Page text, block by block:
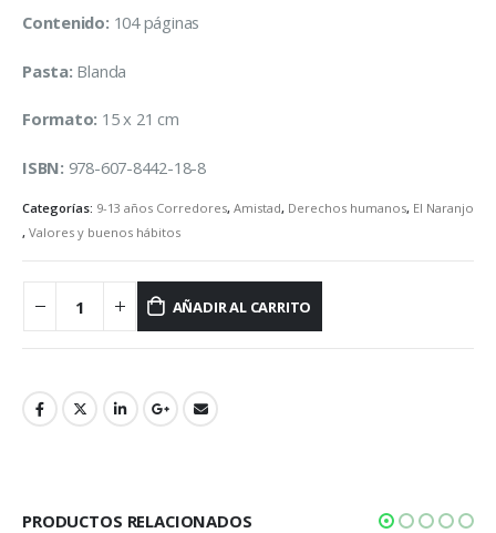
Contenido: 104 páginas
Pasta: Blanda
Formato: 15 x 21 cm
ISBN: 978-607-8442-18-8
Categorías: 9-13 años Corredores, Amistad, Derechos humanos, El Naranjo
, Valores y buenos hábitos
AÑADIR AL CARRITO
PRODUCTOS RELACIONADOS